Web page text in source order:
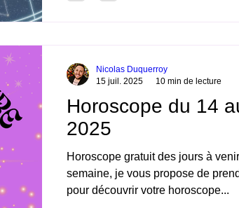
Horoscope du 14
2025
Horoscope gratuit des jours à
semaine, je vous propose de
pour découvrir votre horoscope...
Nicolas Duquerroy
15 juil. 2025
10 min de lecture